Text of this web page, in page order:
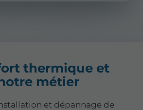
thermique et
métier
et dépannage de